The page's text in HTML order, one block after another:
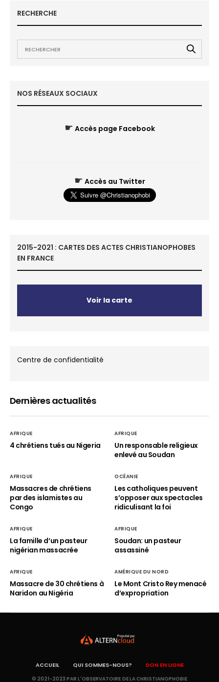
RECHERCHE
NOS RÉSEAUX SOCIAUX
☛ Accès page Facebook
☛ Accès au Twitter
2015-2021 : CARTES DES ACTES CHRISTIANOPHOBES
EN FRANCE
Voir la carte
Centre de confidentialité
Dernières actualités
AFRIQUE
4 chrétiens tués au Nigeria
AFRIQUE
Un responsable religieux
enlevé au Soudan
AFRIQUE
Massacres de chrétiens
par des islamistes au
Congo
OCÉANIE
Les catholiques peuvent
s’opposer aux spectacles
ridiculisant la foi
AFRIQUE
La famille d’un pasteur
nigérian massacrée
AFRIQUE
Soudan: un pasteur
assassiné
AFRIQUE
Massacre de 30 chrétiens à
Naridon au Nigéria
AMÉRIQUE DU NORD
Le Mont Cristo Rey menacé
d’expropriation
ACCUEIL QUI SOMMES-NOUS? DON EN LIGNE
© 2021-2023 PAR L'OBSERVATOIRE DE LA CHRISTIANOPHOBIE